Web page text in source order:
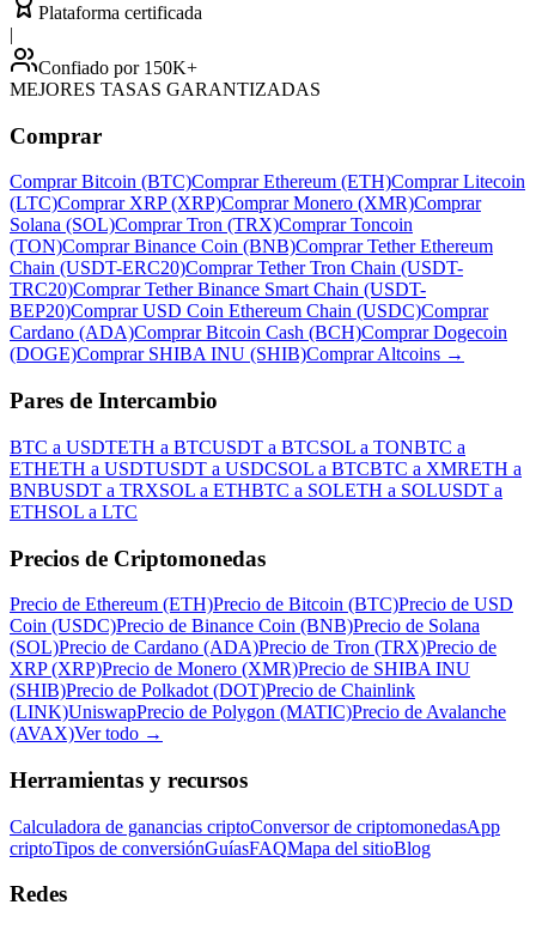
Plataforma certificada
|
Confiado por 150K+
MEJORES TASAS GARANTIZADAS
Comprar
Comprar Bitcoin (BTC)Comprar Ethereum (ETH)Comprar Litecoin
(LTC)Comprar XRP (XRP)Comprar Monero (XMR)Comprar
Solana (SOL)Comprar Tron (TRX)Comprar Toncoin
(TON)Comprar Binance Coin (BNB)Comprar Tether Ethereum
Chain (USDT-ERC20)Comprar Tether Tron Chain (USDT-
TRC20)Comprar Tether Binance Smart Chain (USDT-
BEP20)Comprar USD Coin Ethereum Chain (USDC)Comprar
Cardano (ADA)Comprar Bitcoin Cash (BCH)Comprar Dogecoin
(DOGE)Comprar SHIBA INU (SHIB)Comprar Altcoins →
Pares de Intercambio
BTC a USDTETH a BTCUSDT a BTCSOL a TONBTC a
ETHETH a USDTUSDT a USDCSOL a BTCBTC a XMRETH a
BNBUSDT a TRXSOL a ETHBTC a SOLETH a SOLUSDT a
ETHSOL a LTC
Precios de Criptomonedas
Precio de Ethereum (ETH)Precio de Bitcoin (BTC)Precio de USD
Coin (USDC)Precio de Binance Coin (BNB)Precio de Solana
(SOL)Precio de Cardano (ADA)Precio de Tron (TRX)Precio de
XRP (XRP)Precio de Monero (XMR)Precio de SHIBA INU
(SHIB)Precio de Polkadot (DOT)Precio de Chainlink
(LINK)UniswapPrecio de Polygon (MATIC)Precio de Avalanche
(AVAX)Ver todo →
Herramientas y recursos
Calculadora de ganancias criptoConversor de criptomonedasApp
criptoTipos de conversiónGuíasFAQMapa del sitioBlog
Redes